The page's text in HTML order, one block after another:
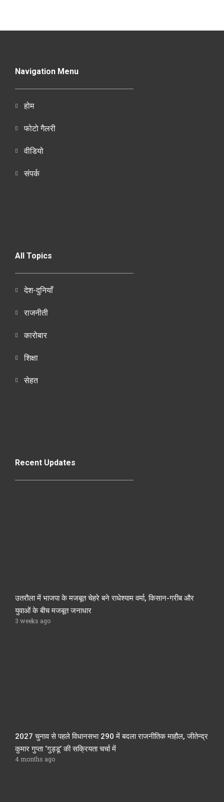
Navigation Menu
होम
फोटो गैलरी
वीडियो
संपर्क
All Topics
देश-दुनियाँ
राजनीती
कारोबार
शिक्षा
सेहत
Recent Updates
उतरौला में भाजपा के मजबूत चेहरे बने राधेश्याम वर्मा, किसान-गरीब और
युवाओं के बीच मजबूत जनाधार
3 weeks ago
2027 चुनाव से पहले विधानसभा 290 में बदला राजनीतिक माहौल, जीतेन्द्र
कुमार गुप्ता ‘गुड्डू’ की सक्रियता चर्चा में
4 months ago